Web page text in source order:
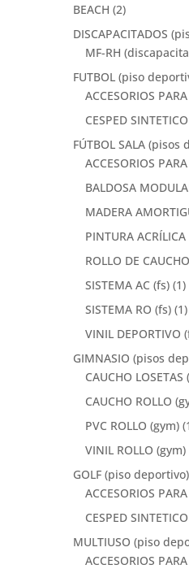
BEACH (2)
DISCAPACITADOS
MF-RH
FUTBOL (piso
ACCESORIOS
CESPED
FÚTBOL SALA (pisos
ACCESORIOS
BALDOSA
MADERA
PINTURA
ROLLO DE
SISTEMA AC (fs) (1)
SISTEMA RO (fs) (1)
VINIL DEPORTIVO
GIMNASIO (pisos
CAUCHO LOSETAS
CAUCHO ROLLO
PVC ROLLO (gym)
VINIL ROLLO (gym)
GOLF (piso deportivo)
ACCESORIOS
CESPED
MULTIUSO (piso
ACCESORIOS